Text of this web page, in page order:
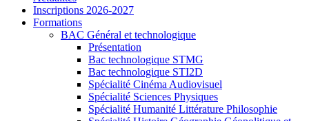
Inscriptions 2026-2027
Formations
BAC Général et technologique
Présentation
Bac technologique STMG
Bac technologique STI2D
Spécialité Cinéma Audiovisuel
Spécialité Sciences Physiques
Spécialité Humanité Littérature Philosophie